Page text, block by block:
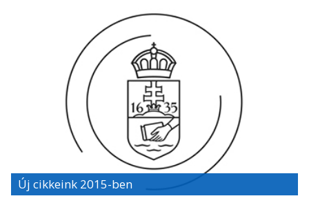
Új cikkeink 2015-ben